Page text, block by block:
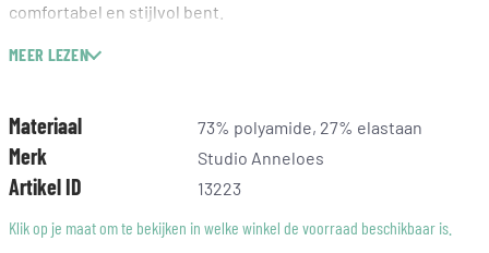
comfortabel en stijlvol bent.
• Kleur: Ecru
• Met manchetten
• Klassieke kraag
• Strikdetail bij de hals
• Gemaakt van Light Travelstof (73% Polyamide, 27% Elastaan)
MEER LEZEN
Materiaal 73% polyamide, 27% elastaan
Merk Studio Anneloes
Artikel ID
13223
Klik op je maat om te bekijken in welke winkel de voorraad beschikbaar is.